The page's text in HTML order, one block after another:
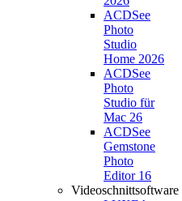
ACDSee
Photo
Studio
Home 2026
ACDSee
Photo
Studio für
Mac 26
ACDSee
Gemstone
Photo
Editor 16
Videoschnittsoftware